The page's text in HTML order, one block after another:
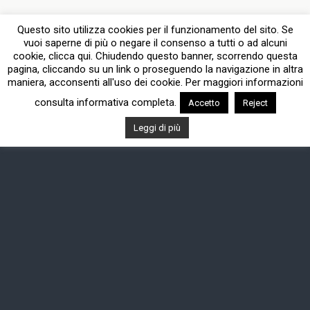
Questo sito utilizza cookies per il funzionamento del sito. Se
vuoi saperne di più o negare il consenso a tutti o ad alcuni
cookie, clicca qui. Chiudendo questo banner, scorrendo questa
pagina, cliccando su un link o proseguendo la navigazione in altra
maniera, acconsenti all'uso dei cookie. Per maggiori informazioni
consulta informativa completa.
Accetto Reject
Leggi di più